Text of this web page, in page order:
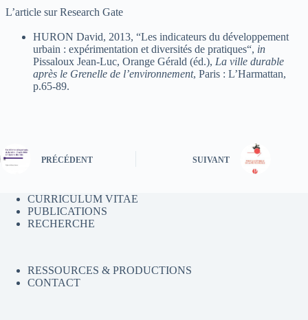
L’article surResearch Gate
HURON David, 2013, “Les indicateurs du développement
urbain : expérimentation et diversités de pratiques“, in
Pissaloux Jean-Luc, Orange Gérald (éd.), La ville durable
après le Grenelle de l’environnement, Paris : L’Harmattan,
p.65-89.
PRÉCÉDENT SUIVANT
CURRICULUM VITAE
PUBLICATIONS
RECHERCHE
RESSOURCES & PRODUCTIONS
CONTACT